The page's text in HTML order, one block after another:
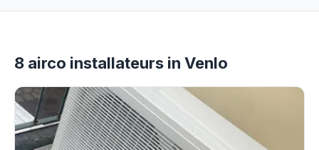
8 airco installateurs in Venlo